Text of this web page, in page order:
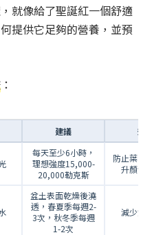
就像給了聖誕紅一個舒適
提供它足夠的營養，並預
：
建議 效
每天至少6小時，
理想強度15,000-
20,000勒克斯
防止葉片
升顏色
盆土表面乾燥後澆
透，春夏季每週2-
3次，秋冬季每週
1-2次
減少爛